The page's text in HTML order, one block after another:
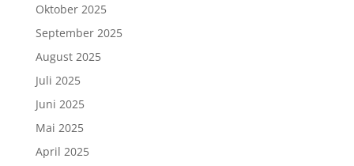
Oktober 2025
September 2025
August 2025
Juli 2025
Juni 2025
Mai 2025
April 2025